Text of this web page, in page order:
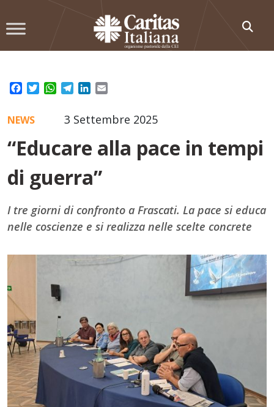
to
Facebook
TwitterWhatsApp
TelegramLinkedIn
3 Settembre 2025
NEWS
“Educare alla pace in tempi
di guerra”
I tre giorni di confronto a Frascati. La pace si educa
nelle coscienze e si realizza nelle scelte concrete